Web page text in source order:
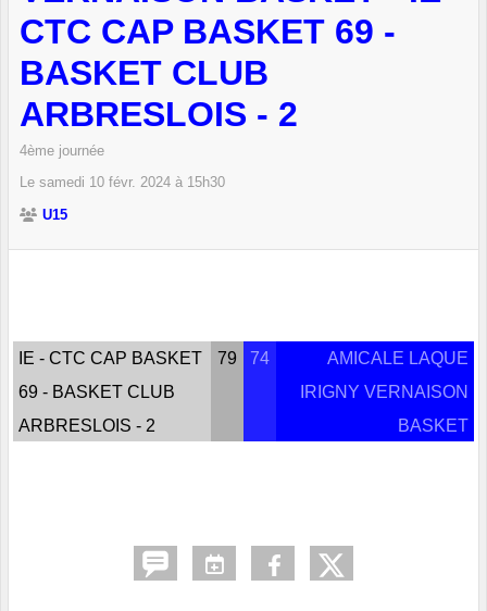
CTC CAP BASKET 69 -
BASKET CLUB
ARBRESLOIS - 2
4ème journée
Le samedi 10 févr. 2024 à 15h30
U15
IE - CTC CAP BASKET
69 - BASKET CLUB
ARBRESLOIS - 2
79 74
AMICALE LAQUE
IRIGNY VERNAISON
BASKET